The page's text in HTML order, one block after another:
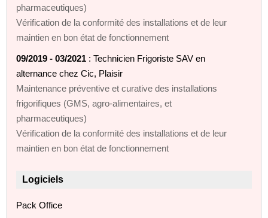
pharmaceutiques)
Vérification de la conformité des installations et de leur
maintien en bon état de fonctionnement
09/2019 - 03/2021 : Technicien Frigoriste SAV en
alternance chez Cic, Plaisir
Maintenance préventive et curative des installations
frigorifiques (GMS, agro-alimentaires, et
pharmaceutiques)
Vérification de la conformité des installations et de leur
maintien en bon état de fonctionnement
Logiciels
Pack Office